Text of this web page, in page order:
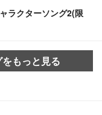
ラクターソング2(限
もっと見る